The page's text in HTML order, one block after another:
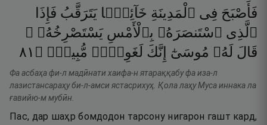
فَأَصْبَحَ فِى ٱلْمَدِينَةِ خَآئِفًۭا يَتَرَقَّبُ فَإِذَا
ٱلَّذِى ٱسْتَنصَرَهُۥ بِٱلْأَمْسِ يَسْتَصْرِخُهُۥ ۚ
قَالَ لَهُۥ مُوسَىٰٓ إِنَّكَ لَغَوِىٌّۭ مُّبِينٌۭ ۝ ١٨
Фа асбаҳа фи-л мадӣнати хаифа-н ятараққабу фа иза-л
лазистансараҳу би-л-амси ястасрихуҳ. Қола лаҳу Муса иннака ла
ғавийю-м мубӣн.
Пас, дар шаҳр бомдодон тарсону нигарон гашт кард,